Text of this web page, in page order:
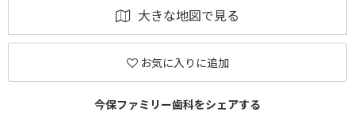
大きな地図で見る
お気に入りに追加
今保ファミリー歯科をシェアする